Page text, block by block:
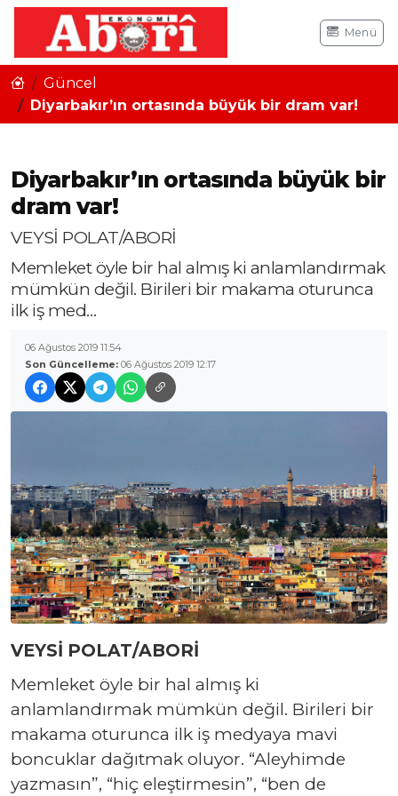
Menü
Güncel
Diyarbakır’ın ortasında büyük bir dram var!
Diyarbakır’ın ortasında büyük bir
dram var!
VEYSİ POLAT/ABORİ
Memleket öyle bir hal almış ki anlamlandırmak
mümkün değil. Birileri bir makama oturunca
ilk iş med…
06 Ağustos 2019 11:54
Son Güncelleme: 06 Ağustos 2019 12:17
VEYSİ POLAT/ABORİ
Memleket öyle bir hal almış ki
anlamlandırmak mümkün değil. Birileri bir
makama oturunca ilk iş medyaya mavi
boncuklar dağıtmak oluyor. “Aleyhimde
yazmasın”, “hiç eleştirmesin”, “ben de